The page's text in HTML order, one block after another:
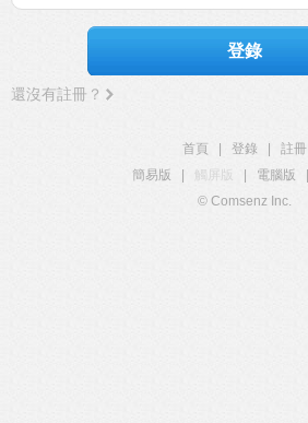
登錄
還沒有註冊？
首頁 登錄
註冊
簡易版
觸屏版 電腦版
© Comsenz Inc.